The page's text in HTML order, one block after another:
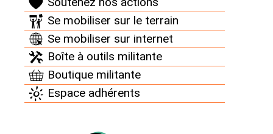
Se mobiliser sur le terrain
Se mobiliser sur internet
Boîte à outils militante
Boutique militante
Espace adhérents
soutien financier que nous pouvons nous permettre
de tout mettre en œuvre pour offrir aux générations
futures l’espoir d’un avenir sans risques nucléaires.
Aidez-nous à obtenir cet objectif et à nous
permettre de continuer la lutte au quotidien contre
cette énergie mortifère et pour promouvoir la
sobriété énergétique et les alternatives